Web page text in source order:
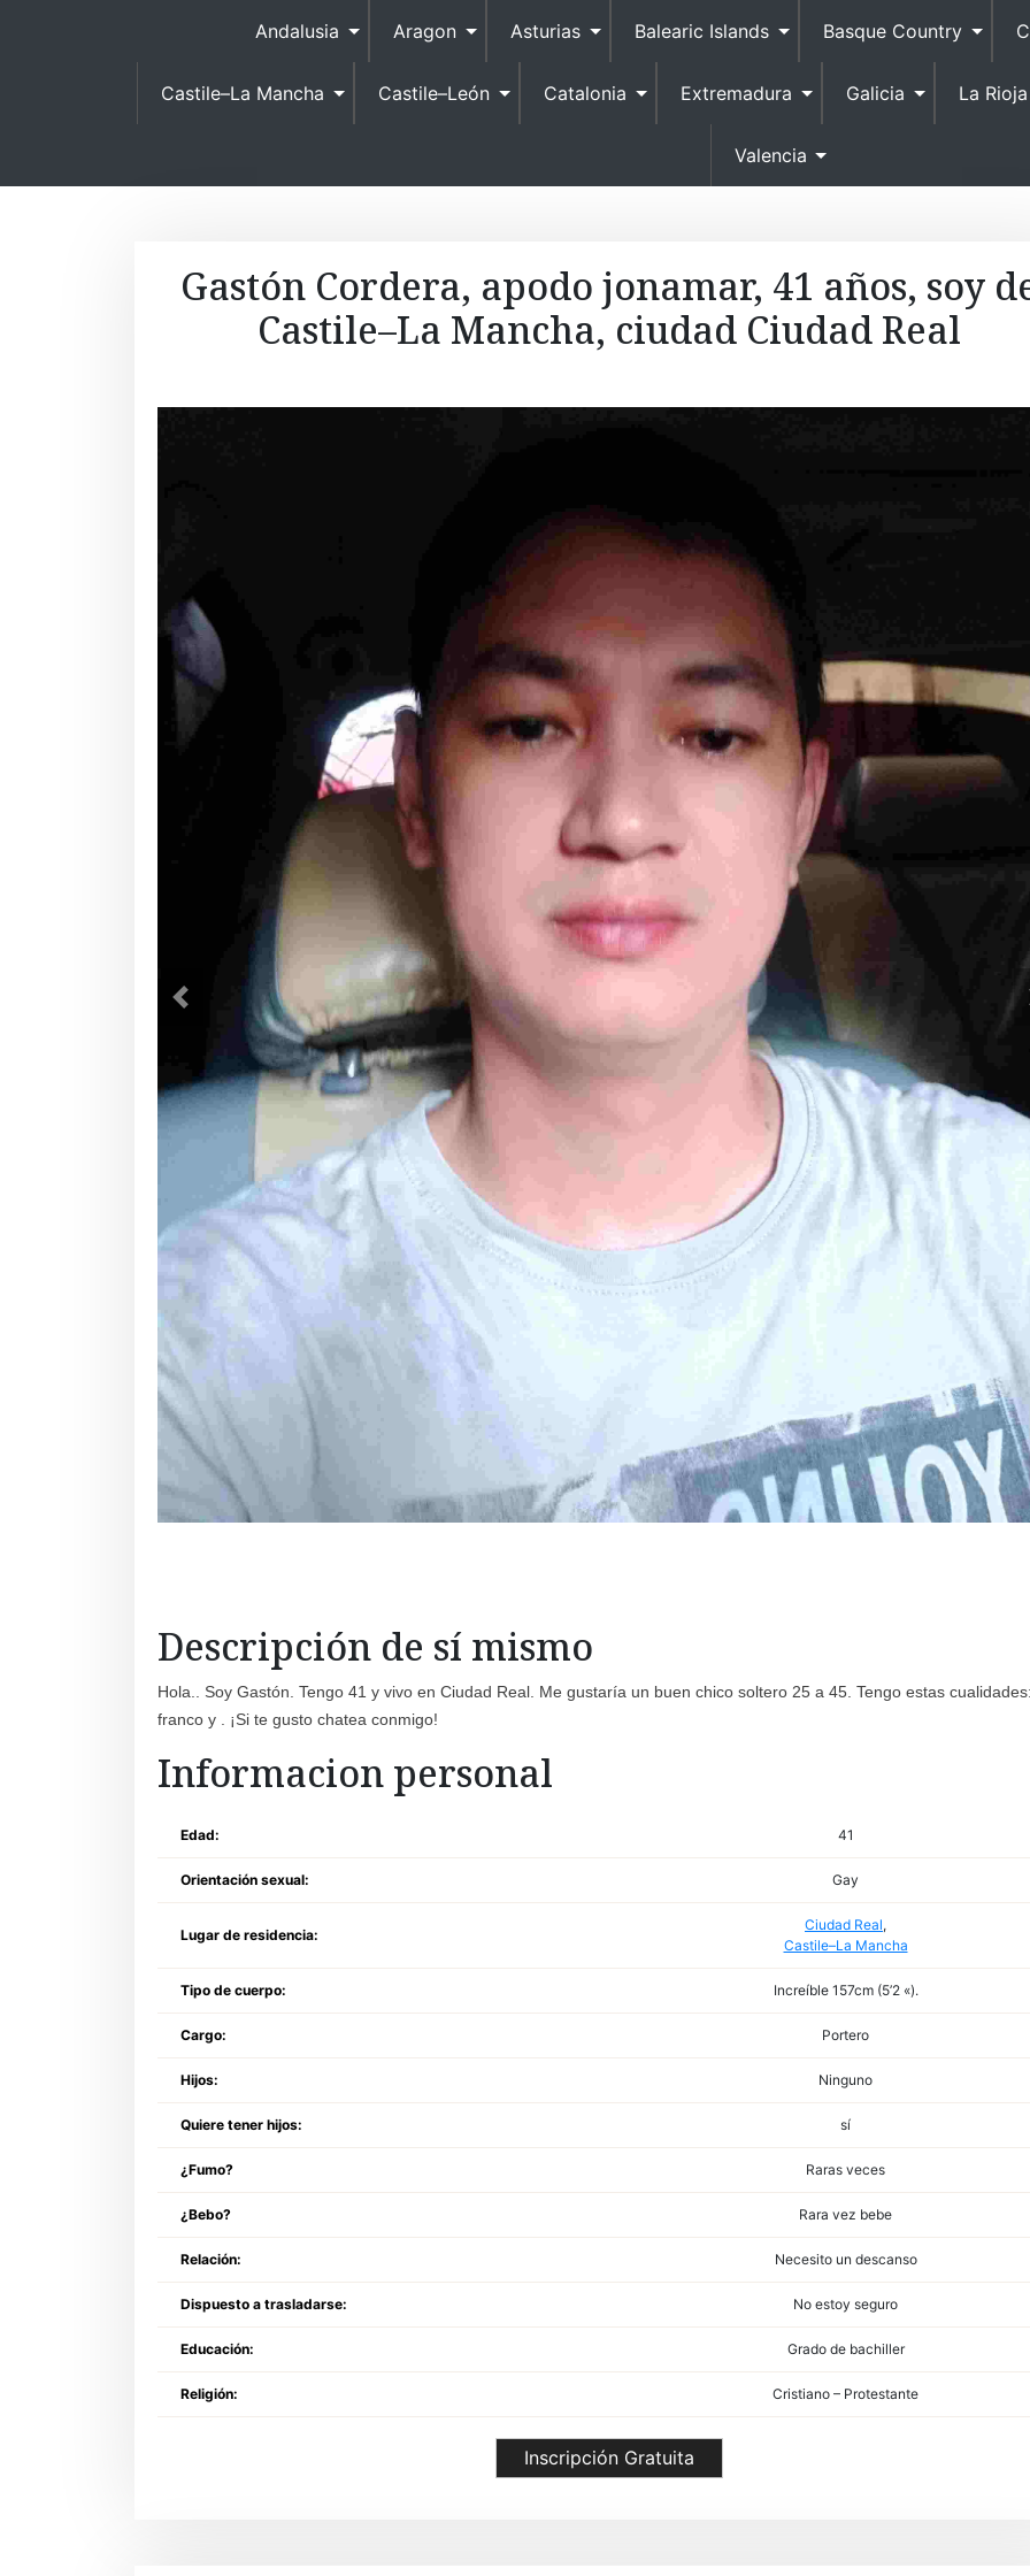
p
o
e
n
t
Andalusia Aragon Asturias Balearic Islands Basque Country
Castile–La Mancha Castile–León Catalonia Extremadura Galicia La Rioja
Valencia
Gastón Cordera, apodo jonamar, 41 años, soy
Castile–La Mancha, ciudad Ciudad Real
Descripción de sí mismo
Hola.. Soy Gastón. Tengo 41 y vivo en Ciudad Real. Me gustaría un buen chico soltero 25 a 45. Tengo estas
franco y . ¡Si te gusto chatea conmigo!
Informacion personal
Edad: 41
Orientación sexual: Gay
Lugar de residencia:
Ciudad Real,
Castile–La Mancha
Tipo de cuerpo: Increíble 157cm (5’2 «).
Cargo: Portero
Hijos: Ninguno
Quiere tener hijos: sí
¿Fumo? Raras veces
¿Bebo? Rara vez bebe
Relación: Necesito un descanso
Dispuesto a trasladarse: No estoy seguro
Educación: Grado de bachiller
Religión: Cristiano – Protestante
Inscripción Gratuita